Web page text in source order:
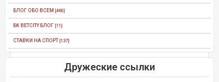
БЛОГ ОБО ВСЕМ [460]
БК BETCITY БЛОГ [11]
СТАВКИ НА СПОРТ [137]
Дружеские ссылки